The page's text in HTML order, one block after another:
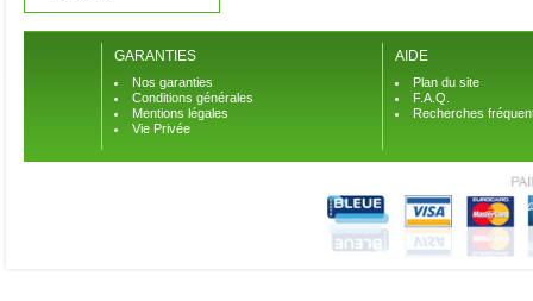
GARANTIES
Nos garanties
Conditions générales
Mentions légales
Vie Privée
AIDE
Plan du site
F.A.Q.
Recherches